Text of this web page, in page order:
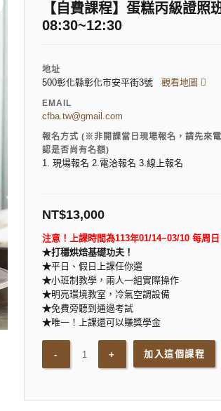
【自費課程】蛋糕丙級證
08:30~12:30
地址
500彰化縣彰化市安平街3號 觀看地圖
EMAIL
cfba.tw@gmail.com
報名方式 (※非開課當日現場報名，請先來
認是否尚有名額)
1. 現場報名 2.電洽報名 3.線上報名
NT$13,000
注意！上課時間為113年01/14~03/10 每周
★打穩烘焙基礎功夫！
★平日、假日上課任你選
★小班制教學，兩人一組實際操作
★明亮環境教室，冷氣空調設備
★免費旁聽到通過考試
★唯一！上課還可以賺獎學金
加入這個課程